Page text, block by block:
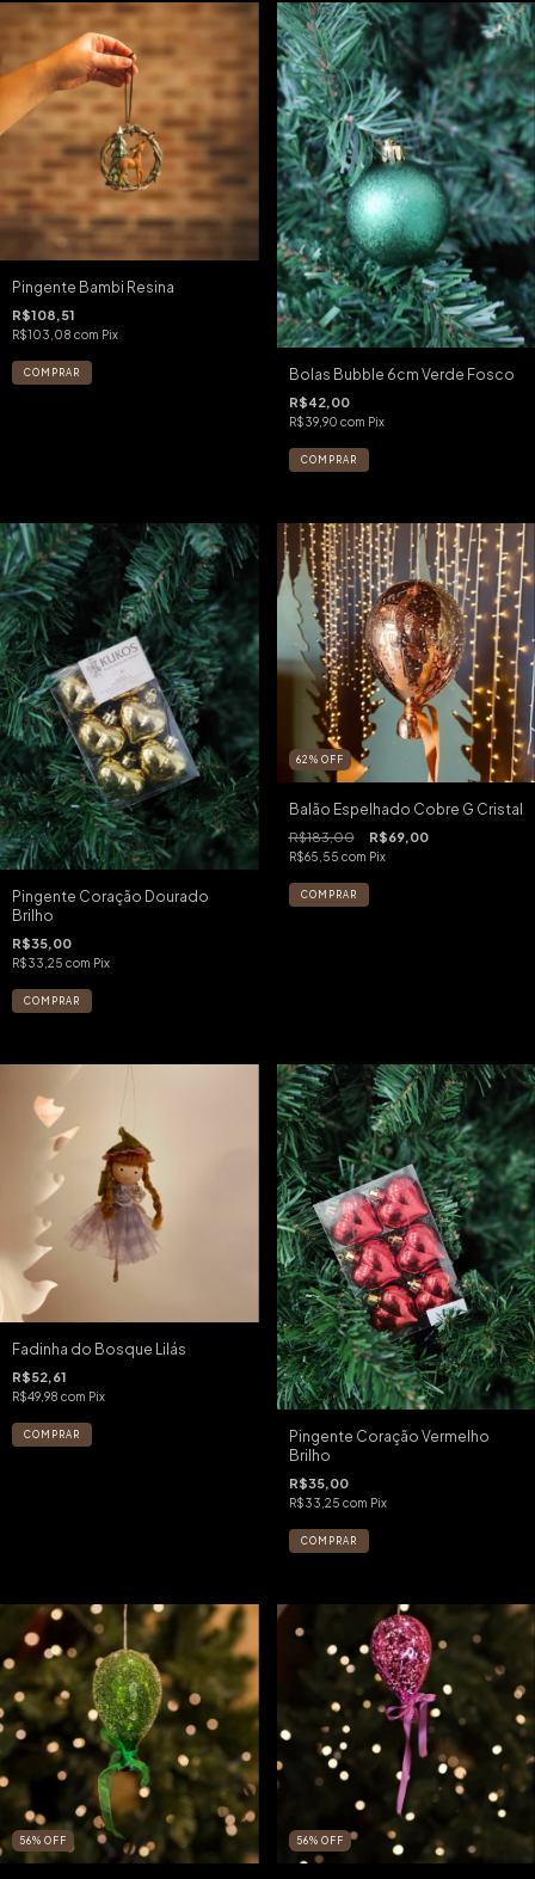
Pingente Bambi Resina
R$108,51
R$103,08 com Pix
Bolas Bubble 6cm Verde Fosco
R$42,00
R$39,90 com Pix
Pingente Coração Dourado
Brilho
R$35,00
R$33,25 com Pix
62 % OFF
Balão Espelhado Cobre G Cristal
R$183,00 R$69,00
R$65,55 com Pix
Fadinha do Bosque Lilás
R$52,61
R$49,98 com Pix
Pingente Coração Vermelho
Brilho
R$35,00
R$33,25 com Pix
56% OFF 56% OFF